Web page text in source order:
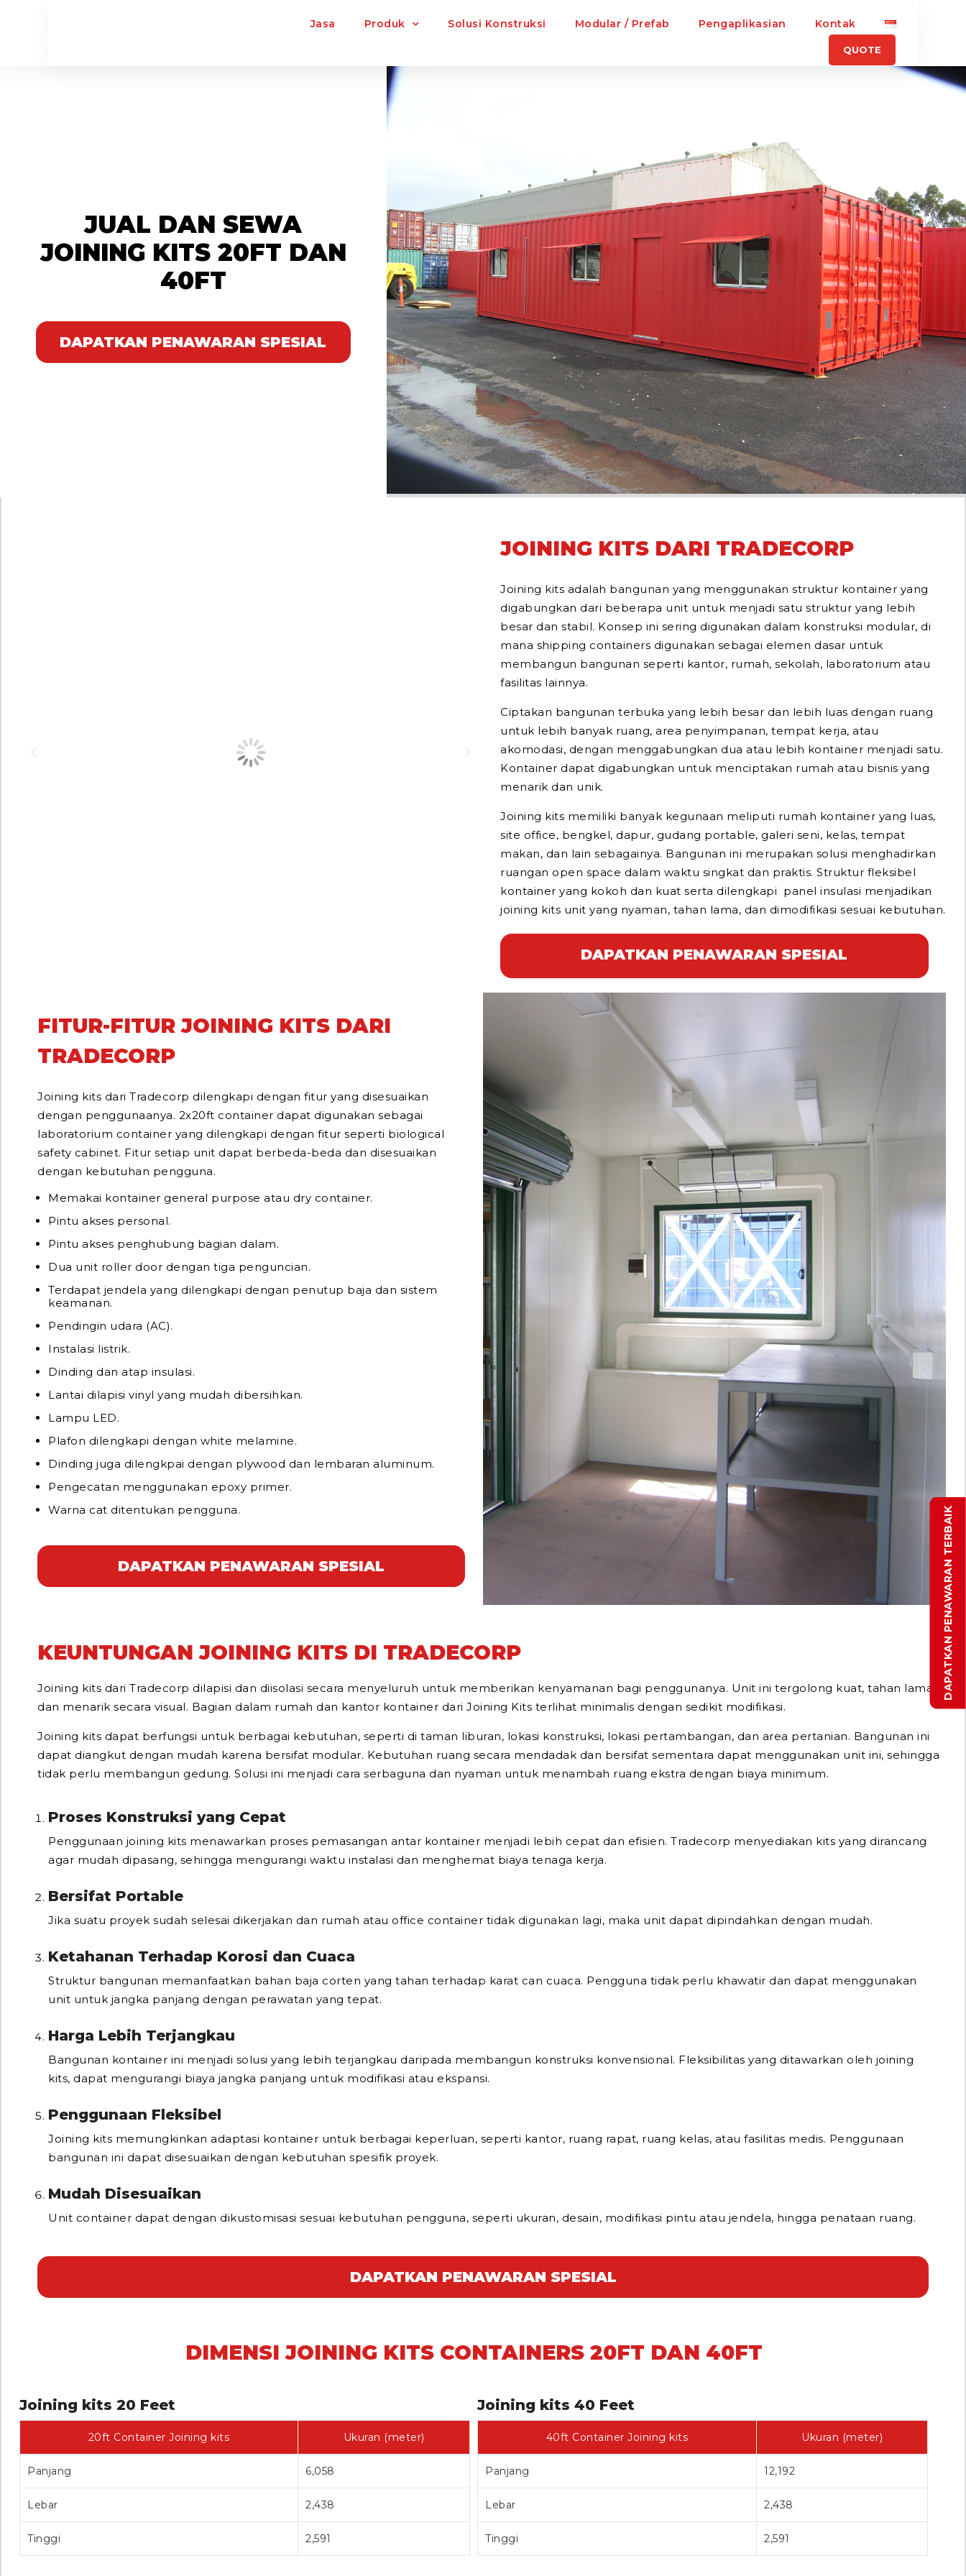
DAPATKAN PENAWARAN TERBAIK
Jasa Produk Solusi Konstruksi Modular / Prefab Pengaplikasian Kontak
QUOTE
JUAL DAN SEWA
JOINING KITS 20FT DAN
40FT
DAPATKAN PENAWARAN SPESIAL
JOINING KITS DARI TRADECORP
Joining kits adalah bangunan yang menggunakan struktur kontainer yang
digabungkan dari beberapa unit untuk menjadi satu struktur yang lebih
besar dan stabil. Konsep ini sering digunakan dalam konstruksi modular, di
mana shipping containers digunakan sebagai elemen dasar untuk
membangun bangunan seperti kantor, rumah, sekolah, laboratorium atau
fasilitas lainnya.
Ciptakan bangunan terbuka yang lebih besar dan lebih luas dengan ruang
untuk lebih banyak ruang, area penyimpanan, tempat kerja, atau
akomodasi, dengan menggabungkan dua atau lebih kontainer menjadi satu.
Kontainer dapat digabungkan untuk menciptakan rumah atau bisnis yang
menarik dan unik.
Joining kits memiliki banyak kegunaan meliputi rumah kontainer yang luas,
site office, bengkel, dapur, gudang portable, galeri seni, kelas, tempat
makan, dan lain sebagainya. Bangunan ini merupakan solusi menghadirkan
ruangan open space dalam waktu singkat dan praktis. Struktur fleksibel
kontainer yang kokoh dan kuat serta dilengkapi panel insulasi menjadikan
joining kits unit yang nyaman, tahan lama, dan dimodifikasi sesuai kebutuhan.
DAPATKAN PENAWARAN SPESIAL
FITUR-FITUR JOINING KITS DARI
TRADECORP
Joining kits dari Tradecorp dilengkapi dengan fitur yang disesuaikan
dengan penggunaanya. 2x20ft container dapat digunakan sebagai
laboratorium container yang dilengkapi dengan fitur seperti biological
safety cabinet. Fitur setiap unit dapat berbeda-beda dan disesuaikan
dengan kebutuhan pengguna.
Memakai kontainer general purpose atau dry container.
Pintu akses personal.
Pintu akses penghubung bagian dalam.
Dua unit roller door dengan tiga penguncian.
Terdapat jendela yang dilengkapi dengan penutup baja dan sistem
keamanan.
Pendingin udara (AC).
Instalasi listrik.
Dinding dan atap insulasi.
Lantai dilapisi vinyl yang mudah dibersihkan.
Lampu LED.
Plafon dilengkapi dengan white melamine.
Dinding juga dilengkpai dengan plywood dan lembaran aluminum.
Pengecatan menggunakan epoxy primer.
Warna cat ditentukan pengguna.
DAPATKAN PENAWARAN SPESIAL
KEUNTUNGAN JOINING KITS DI TRADECORP
Joining kits dari Tradecorp dilapisi dan diisolasi secara menyeluruh untuk memberikan kenyamanan bagi penggunanya. Unit ini tergolong kuat, tahan lama,
dan menarik secara visual. Bagian dalam rumah dan kantor kontainer dari Joining Kits terlihat minimalis dengan sedikit modifikasi.
Joining kits dapat berfungsi untuk berbagai kebutuhan, seperti di taman liburan, lokasi konstruksi, lokasi pertambangan, dan area pertanian. Bangunan ini
dapat diangkut dengan mudah karena bersifat modular. Kebutuhan ruang secara mendadak dan bersifat sementara dapat menggunakan unit ini, sehingga
tidak perlu membangun gedung. Solusi ini menjadi cara serbaguna dan nyaman untuk menambah ruang ekstra dengan biaya minimum.
Proses Konstruksi yang Cepat
Penggunaan joining kits menawarkan proses pemasangan antar kontainer menjadi lebih cepat dan efisien. Tradecorp menyediakan kits yang dirancang
agar mudah dipasang, sehingga mengurangi waktu instalasi dan menghemat biaya tenaga kerja.
Bersifat Portable
Jika suatu proyek sudah selesai dikerjakan dan rumah atau office container tidak digunakan lagi, maka unit dapat dipindahkan dengan mudah.
Ketahanan Terhadap Korosi dan Cuaca
Struktur bangunan memanfaatkan bahan baja corten yang tahan terhadap karat can cuaca. Pengguna tidak perlu khawatir dan dapat menggunakan
unit untuk jangka panjang dengan perawatan yang tepat.
Harga Lebih Terjangkau
Bangunan kontainer ini menjadi solusi yang lebih terjangkau daripada membangun konstruksi konvensional. Fleksibilitas yang ditawarkan oleh joining
kits, dapat mengurangi biaya jangka panjang untuk modifikasi atau ekspansi.
Penggunaan Fleksibel
Joining kits memungkinkan adaptasi kontainer untuk berbagai keperluan, seperti kantor, ruang rapat, ruang kelas, atau fasilitas medis. Penggunaan
bangunan ini dapat disesuaikan dengan kebutuhan spesifik proyek.
Mudah Disesuaikan
Unit container dapat dengan dikustomisasi sesuai kebutuhan pengguna, seperti ukuran, desain, modifikasi pintu atau jendela, hingga penataan ruang.
DAPATKAN PENAWARAN SPESIAL
DIMENSI JOINING KITS CONTAINERS 20FT DAN 40FT
Joining kits 20 Feet
20ft Container Joining kits Ukuran (meter)
Panjang 6,058
Lebar 2,438
Tinggi 2,591
Joining kits 40 Feet
40ft Container Joining kits Ukuran (meter)
Panjang 12,192
Lebar 2,438
Tinggi 2,591